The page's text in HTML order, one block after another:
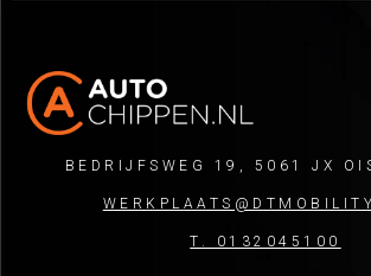
BEDRIJFSWEG 19, 5061 JX
T. 0132045100